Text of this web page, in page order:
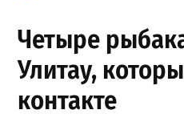
Четыре
Улитау,
контакте